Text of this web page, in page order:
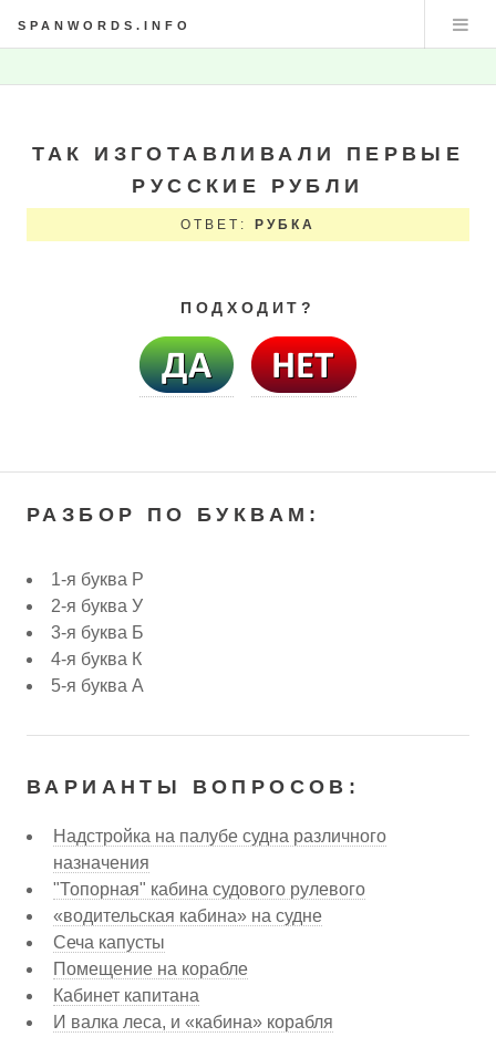
SPANWORDS.INFO
ТАК ИЗГОТАВЛИВАЛИ ПЕРВЫЕ
РУССКИЕ РУБЛИ
ОТВЕТ: РУБКА
ПОДХОДИТ?
РАЗБОР ПО БУКВАМ:
1-я буква Р
2-я буква У
3-я буква Б
4-я буква К
5-я буква А
ВАРИАНТЫ ВОПРОСОВ:
Надстройка на палубе судна различного
назначения
"Топорная" кабина судового рулевого
«водительская кабина» на судне
Сеча капусты
Помещение на корабле
Кабинет капитана
И валка леса, и «кабина» корабля